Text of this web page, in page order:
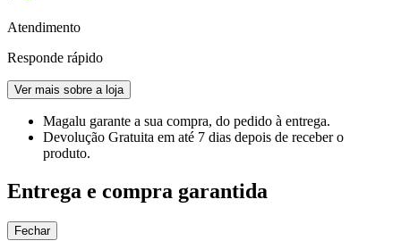
Atendimento
Responde rápido
Ver mais sobre a loja
Magalu garante a sua compra, do pedido à entrega.
Devolução Gratuita em até 7 dias depois de receber o
produto.
Entrega e compra garantida
Fechar